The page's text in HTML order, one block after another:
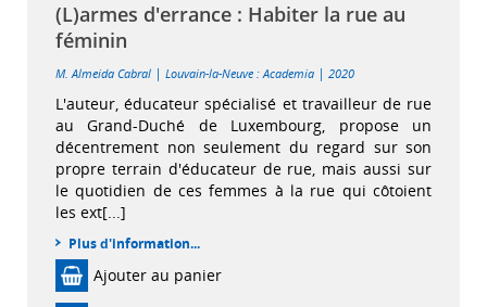
(L)armes d'errance : Habiter la rue au
féminin
M. Almeida Cabral | Louvain-la-Neuve : Academia | 2020
L'auteur, éducateur spécialisé et travailleur de rue
au Grand-Duché de Luxembourg, propose un
décentrement non seulement du regard sur son
propre terrain d'éducateur de rue, mais aussi sur
le quotidien de ces femmes à la rue qui côtoient
les ext[...]
Plus d'information...
Ajouter au panier